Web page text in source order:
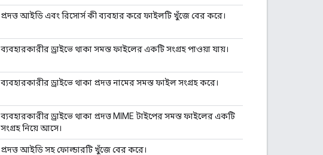
প্রদত্ত আইডি এবং রিসোর্স কী ব্যবহার করে ফাইলটি খুঁজে বের করে।
ব্যবহারকারীর ড্রাইভে থাকা সমস্ত ফাইলের একটি সংগ্রহ পাওয়া যায়।
ব্যবহারকারীর ড্রাইভে থাকা প্রদত্ত নামের সমস্ত ফাইল সংগ্রহ করে।
ব্যবহারকারীর ড্রাইভে থাকা প্রদত্ত MIME টাইপের সমস্ত ফাইলের একটি
সংগ্রহ নিয়ে আসে।
প্রদত্ত আইডি সহ ফোল্ডারটি খুঁজে বের করে।